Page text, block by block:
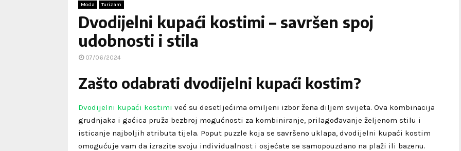
Moda Turizam
Dvodijelni kupaći kostimi – savršen spoj
udobnosti i stila
07/06/2024
Zašto odabrati dvodijelni kupaći kostim?
Dvodijelni kupaći kostimi već su desetljećima omiljeni izbor žena diljem svijeta. Ova kombinacija
grudnjaka i gaćica pruža bezbroj mogućnosti za kombiniranje, prilagođavanje željenom stilu i
isticanje najboljih atributa tijela. Poput puzzle koja se savršeno uklapa, dvodijelni kupaći kostim
omogućuje vam da izrazite svoju individualnost i osjećate se samopouzdano na plaži ili bazenu.